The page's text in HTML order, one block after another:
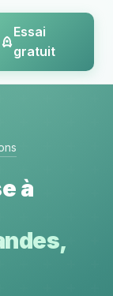
Essai
gratuit
à